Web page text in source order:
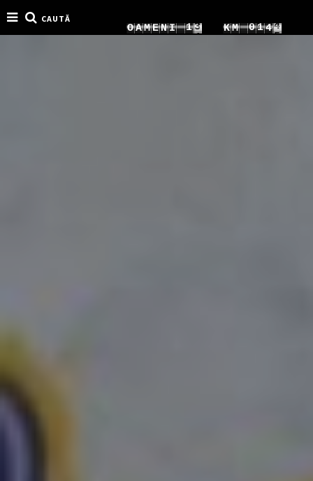
CAUTĂ
OAMENI
2
18
KM
0
12
1
0
94
5